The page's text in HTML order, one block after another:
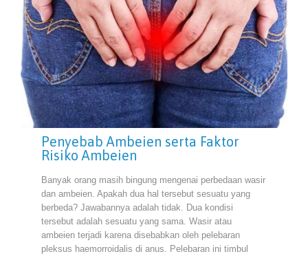
Penyebab Ambeien serta Faktor
Risiko Ambeien
Banyak orang masih bingung mengenai perbedaan wasir
dan ambeien. Apakah dua hal tersebut sesuatu yang
berbeda? Jawabannya adalah tidak. Dua kondisi
tersebut adalah sesuatu yang sama. Wasir atau
ambeien terjadi karena disebabkan oleh pelebaran
pleksus haemorroidalis di anus. Pelebaran ini timbul